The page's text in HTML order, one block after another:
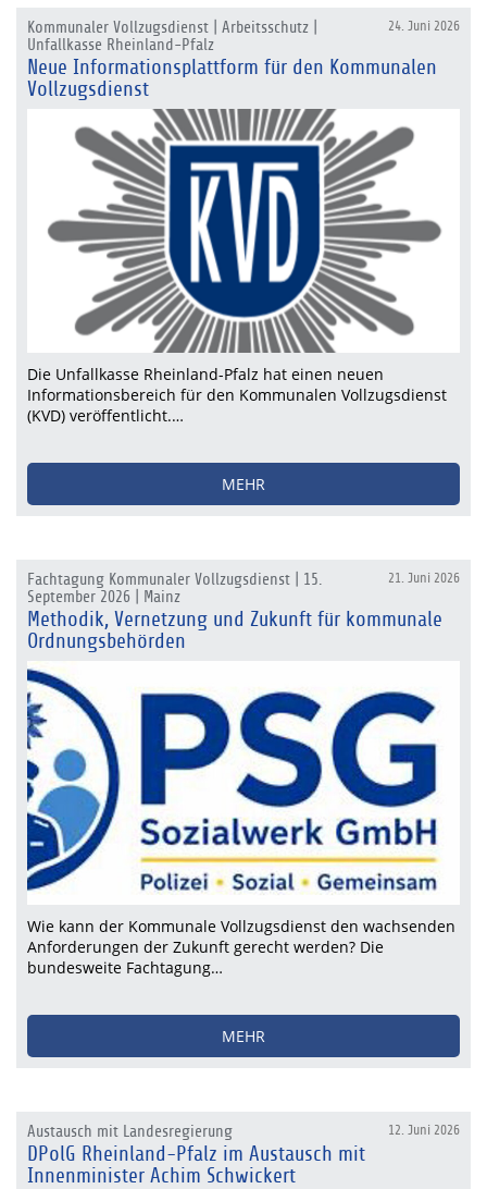
24. Juni 2026
Kommunaler Vollzugsdienst | Arbeitsschutz |
Unfallkasse Rheinland-Pfalz
Neue Informationsplattform für den Kommunalen
Vollzugsdienst
Die Unfallkasse Rheinland-Pfalz hat einen neuen
Informationsbereich für den Kommunalen Vollzugsdienst
(KVD) veröffentlicht.…
MEHR
21. Juni 2026
Fachtagung Kommunaler Vollzugsdienst | 15.
September 2026 | Mainz
Methodik, Vernetzung und Zukunft für kommunale
Ordnungsbehörden
Wie kann der Kommunale Vollzugsdienst den wachsenden
Anforderungen der Zukunft gerecht werden? Die
bundesweite Fachtagung…
MEHR
12. Juni 2026
Austausch mit Landesregierung
DPolG Rheinland-Pfalz im Austausch mit
Innenminister Achim Schwickert